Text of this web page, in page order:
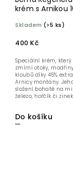
krém s Arnikou
Skladem (>5 ks)
400 Kč
Do košíku
Speciální krém,
zmírní otoky,
kloubů díky 45%
Arnicy montany.
složení bohaté na
železo, hořčík či